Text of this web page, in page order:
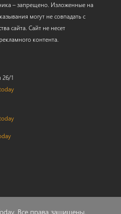
– запрещено. Изложенные на
могут не совпадать с
сайта. Сайт не несет
контента.
26/1
. Все права защищены.